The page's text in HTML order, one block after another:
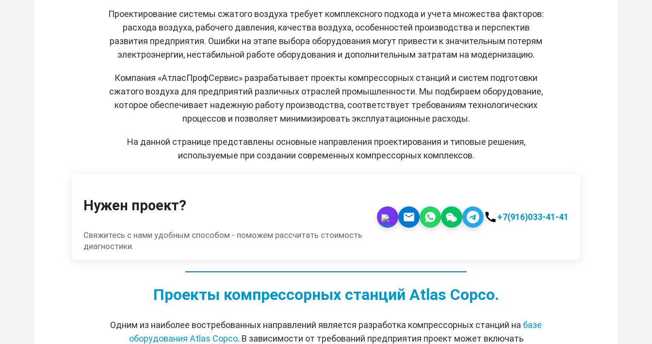
Проектирование системы сжатого воздуха требует комплексного подхода и учета множества факторов:
расхода воздуха, рабочего давления, качества воздуха, особенностей производства и перспектив
развития предприятия. Ошибки на этапе выбора оборудования могут привести к значительным потерям
электроэнергии, нестабильной работе оборудования и дополнительным затратам на модернизацию.
Компания «АтласПрофСервис» разрабатывает проекты компрессорных станций и систем подготовки
сжатого воздуха для предприятий различных отраслей промышленности. Мы подбираем оборудование,
которое обеспечивает надежную работу производства, соответствует требованиям технологических
процессов и позволяет минимизировать эксплуатационные расходы.
На данной странице представлены основные направления проектирования и типовые решения,
используемые при создании современных компрессорных комплексов.
Нужен проект?
Свяжитесь с нами удобным способом - поможем рассчитать стоимость
диагностики.
+7(916)033-41-41
Проекты компрессорных станций Atlas Copco.
Одним из наиболее востребованных направлений является разработка компрессорных станций на базе
оборудования Atlas Copco. В зависимости от требований предприятия проект может включать